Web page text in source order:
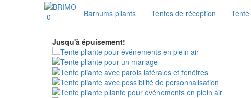
0 Barnums pliants Tentes de réception
Jusqu'à épuisement!